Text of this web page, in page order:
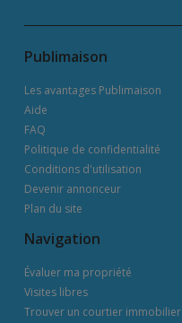
Publimaison
Les avantages Publimaison
Aide
FAQ
Politique de confidentialité
Conditions d'utilisation
Devenir annonceur
Plan du site
Navigation
Évaluer ma propriété
Visites libres
Trouver un courtier immobilier